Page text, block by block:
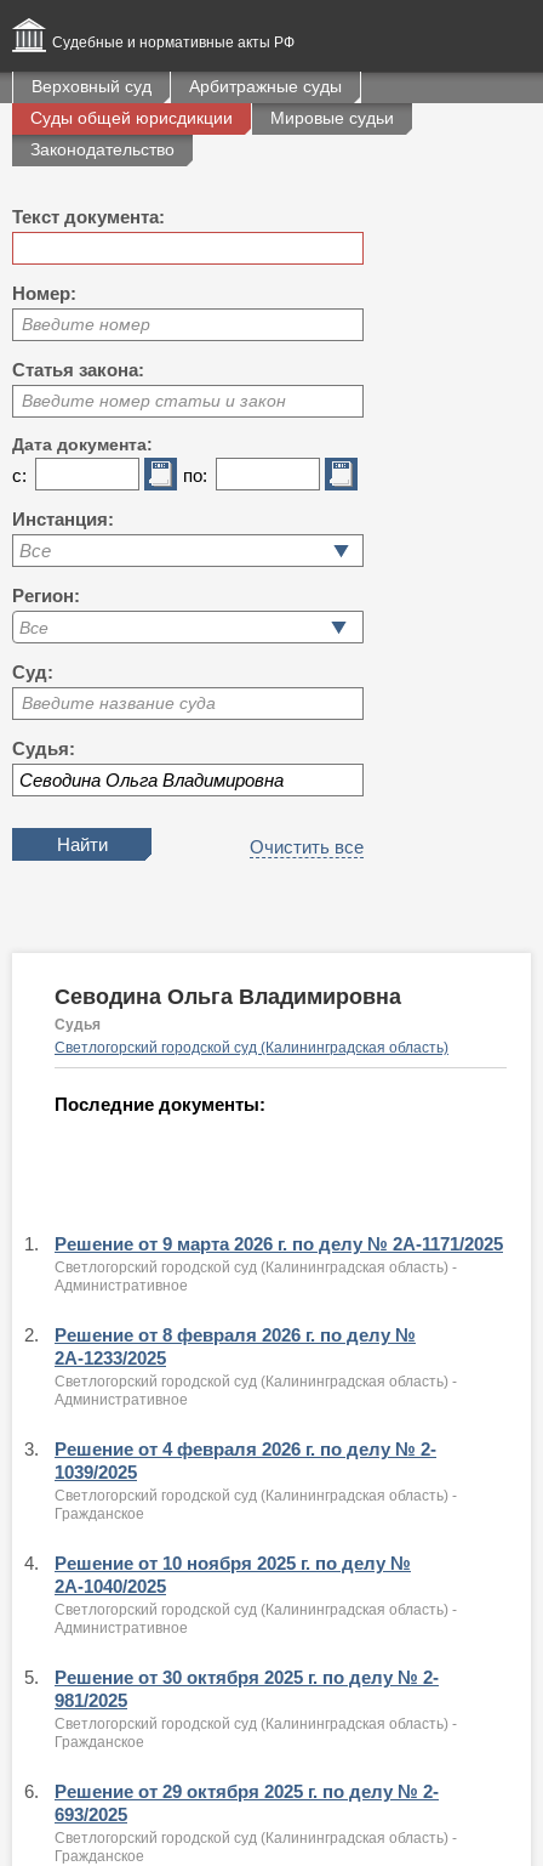
Судебные и нормативные акты РФ
Верховный суд
Арбитражные суды
Суды общей юрисдикции
Мировые судьи
Законодательство
Текст документа:
Номер:
Введите номер
Статья закона:
Введите номер статьи и закон
Дата документа:
с: по:
Инстанция:
Все
Регион:
Суд:
Введите название суда
Судья:
Очистить все
Севодина Ольга Владимировна
Судья
Светлогорский городской суд (Калининградская область)
Последние документы:
1. Решение от 9 марта 2026 г. по делу № 2А-1171/2025
Светлогорский городской суд (Калининградская область) -
Административное
2.
Решение от 8 февраля 2026 г. по делу №
2А-1233/2025
Светлогорский городской суд (Калининградская область) -
Административное
3.
Решение от 4 февраля 2026 г. по делу № 2-
1039/2025
Светлогорский городской суд (Калининградская область) -
Гражданское
4.
Решение от 10 ноября 2025 г. по делу №
2А-1040/2025
Светлогорский городской суд (Калининградская область) -
Административное
5.
Решение от 30 октября 2025 г. по делу № 2-
981/2025
Светлогорский городской суд (Калининградская область) -
Гражданское
6.
Решение от 29 октября 2025 г. по делу № 2-
693/2025
Светлогорский городской суд (Калининградская область) -
Гражданское